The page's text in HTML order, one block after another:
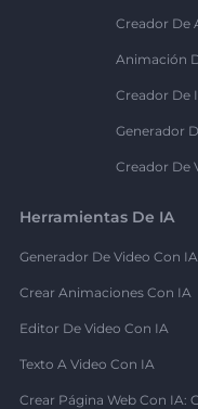
Creador De
Animación
Creador De
Generador
Creador De
Herramientas De IA
Generador De Video Con IA
Crear Animaciones Con IA
Editor De Video Con IA
Texto A Video Con IA
Crear Página Web Con IA: